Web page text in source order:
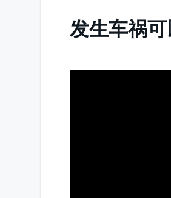
发生车祸